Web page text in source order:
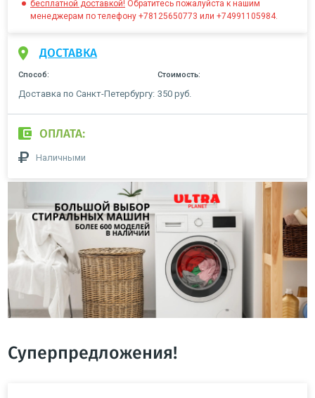
бесплатной доставкой! Обратитесь пожалуйста к нашим
менеджерам по телефону +78125650773 или +74991105984.
ДОСТАВКА
Способ: Стоимость:
Доставка по Санкт-Петербургу: 350 руб.
ОПЛАТА:
Наличными
Суперпредложения!